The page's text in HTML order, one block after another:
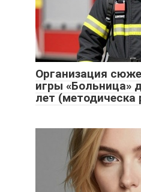
Организация
игры «Больница»
лет (методическа